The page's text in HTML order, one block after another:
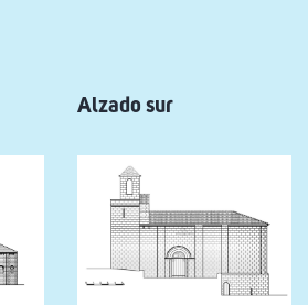
Alzado sur